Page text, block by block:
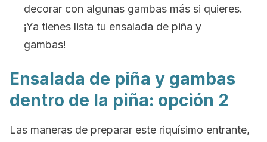
decorar con algunas gambas más si quieres.
¡Ya tienes lista tu ensalada de piña y
gambas!
Ensalada de piña y gambas
dentro de la piña: opción 2
Las maneras de preparar este riquísimo entrante,